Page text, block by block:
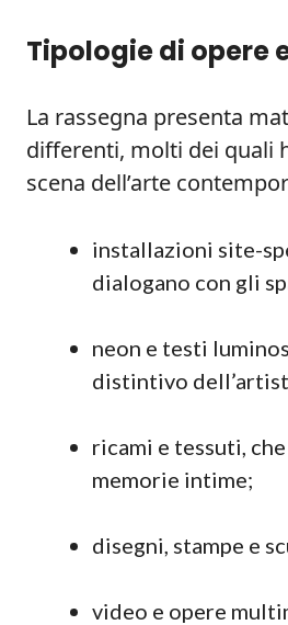
Tipologie di opere
La rassegna presenta
differenti, molti dei quali
scena dell’arte
installazioni site-
dialogano con gli
neon e testi
distintivo
ricami e tessuti,
memorie intime;
disegni, stampe e
video e opere